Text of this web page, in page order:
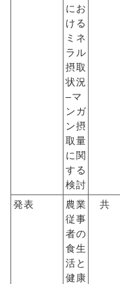
にお
ける
ミネ
ラル
摂取
状況
–マ
ンガ
ン摂
取量
に関
する
検討
発表
農業
従事
者の
食生
活と
健康
共